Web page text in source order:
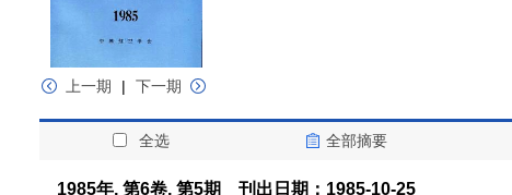
上一期 | 下一期
全选 全部摘要
1985年, 第6卷, 第5期 刊出日期：1985-10-25